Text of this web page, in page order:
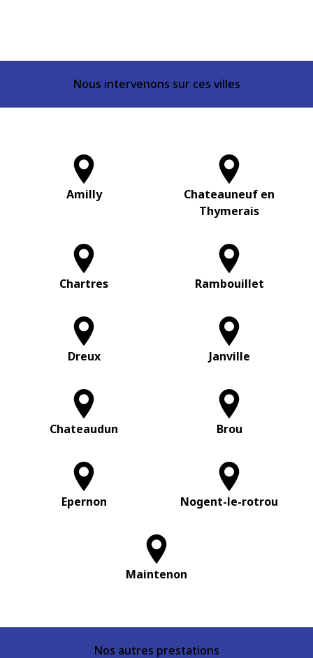
Nous intervenons sur ces villes
Amilly
Chateauneuf en
Thymerais
Chartres Rambouillet
Dreux Janville
Chateaudun Brou
Epernon Nogent-le-rotrou
Maintenon
Nos autres prestations